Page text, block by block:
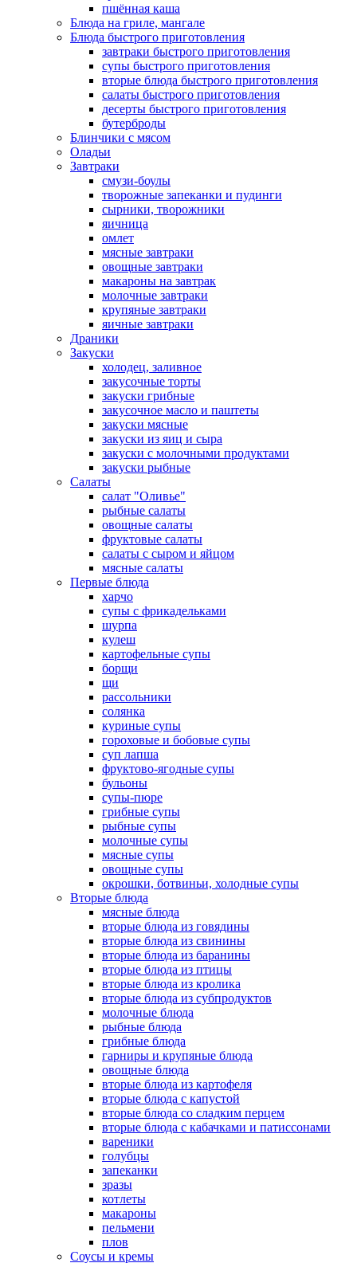
пшённая каша
Блюда на гриле, мангале
Блюда быстрого приготовления
завтраки быстрого приготовления
супы быстрого приготовления
вторые блюда быстрого приготовления
салаты быстрого приготовления
десерты быстрого приготовления
бутерброды
Блинчики с мясом
Оладьи
Завтраки
смузи-боулы
творожные запеканки и пудинги
сырники, творожники
яичница
омлет
мясные завтраки
овощные завтраки
макароны на завтрак
молочные завтраки
крупяные завтраки
яичные завтраки
Драники
Закуски
холодец, заливное
закусочные торты
закуски грибные
закусочное масло и паштеты
закуски мясные
закуски из яиц и сыра
закуски с молочными продуктами
закуски рыбные
Салаты
салат "Оливье"
рыбные салаты
овощные салаты
фруктовые салаты
салаты с сыром и яйцом
мясные салаты
Первые блюда
харчо
супы с фрикадельками
шурпа
кулеш
картофельные супы
борщи
щи
рассольники
солянка
куриные супы
гороховые и бобовые супы
суп лапша
фруктово-ягодные супы
бульоны
супы-пюре
грибные супы
рыбные супы
молочные супы
мясные супы
овощные супы
окрошки, ботвиньи, холодные супы
Вторые блюда
мясные блюда
вторые блюда из говядины
вторые блюда из свинины
вторые блюда из баранины
вторые блюда из птицы
вторые блюда из кролика
вторые блюда из субпродуктов
молочные блюда
рыбные блюда
грибные блюда
гарниры и крупяные блюда
овощные блюда
вторые блюда из картофеля
вторые блюда с капустой
вторые блюда со сладким перцем
вторые блюда с кабачками и патиссонами
вареники
голубцы
запеканки
зразы
котлеты
макароны
пельмени
плов
Соусы и кремы